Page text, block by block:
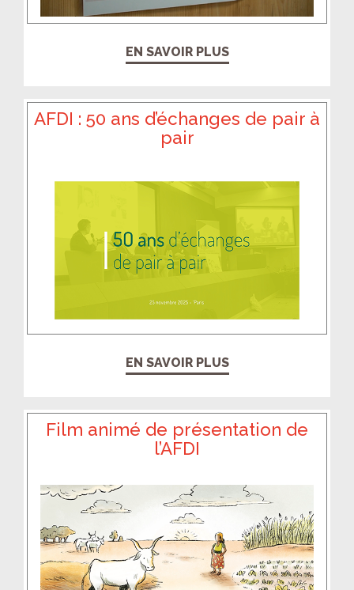
EN SAVOIR PLUS
AFDI : 50 ans d’échanges de pair à
pair
EN SAVOIR PLUS
Film animé de présentation de
l’AFDI